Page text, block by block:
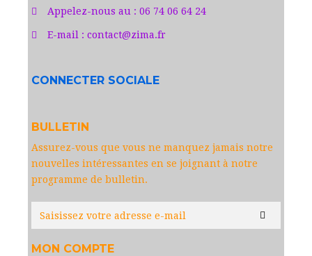
Appelez-nous au : 06 74 06 64 24
E-mail : contact@zima.fr
CONNECTER SOCIALE
BULLETIN
Assurez-vous que vous ne manquez jamais notre
nouvelles intéressantes en se joignant à notre
programme de bulletin.
MON COMPTE